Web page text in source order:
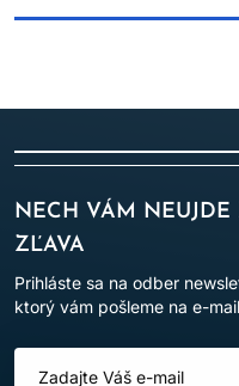
NECH VÁM
ZĽAVA
Prihláste sa na odber
ktorý vám pošleme na e-